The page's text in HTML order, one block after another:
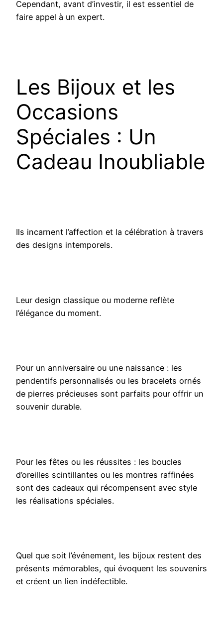
Cependant, avant d’investir, il est essentiel de
faire appel à un expert.
Les Bijoux et les
Occasions
Spéciales : Un
Cadeau Inoubliable
Ils incarnent l’affection et la célébration à travers
des designs intemporels.
Leur design classique ou moderne reflète
l’élégance du moment.
Pour un anniversaire ou une naissance : les
pendentifs personnalisés ou les bracelets ornés
de pierres précieuses sont parfaits pour offrir un
souvenir durable.
Pour les fêtes ou les réussites : les boucles
d’oreilles scintillantes ou les montres raffinées
sont des cadeaux qui récompensent avec style
les réalisations spéciales.
Quel que soit l’événement, les bijoux restent des
présents mémorables, qui évoquent les souvenirs
et créent un lien indéfectible.